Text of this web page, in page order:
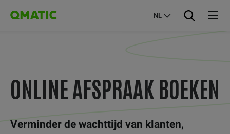
NL
ONLINE AFSPRAAK BOEKEN
Verminder de wachttijd van klanten,